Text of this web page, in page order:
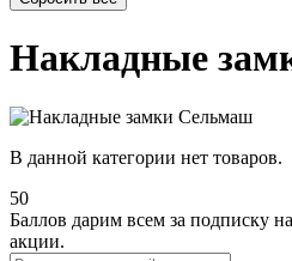
Накладные
В данной категории нет товаров.
50
Баллов дарим всем за подписку
акции.